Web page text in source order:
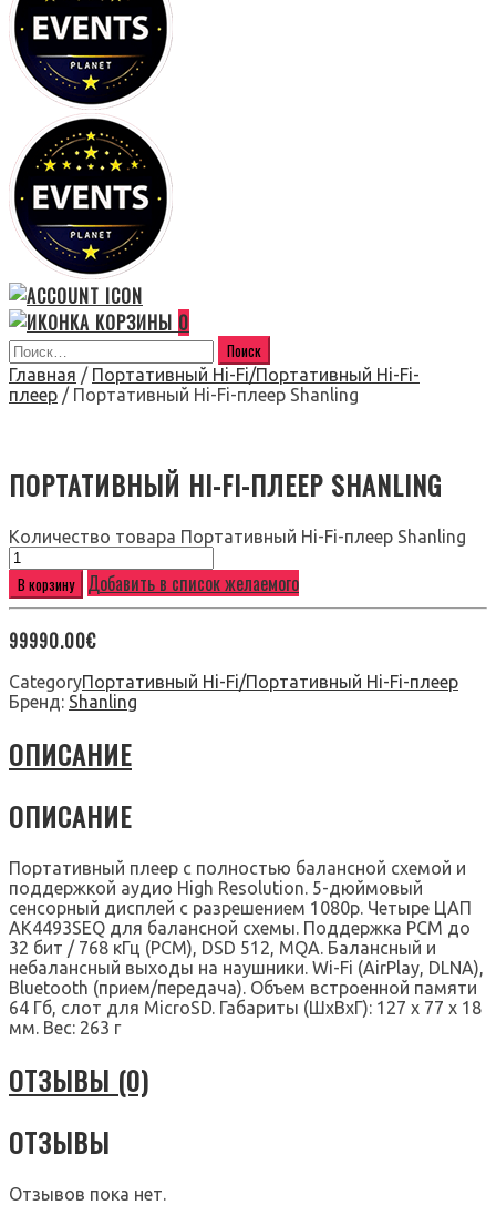
0
Главная / Портативный Hi-Fi/Портативный Hi-Fi-
плеер / Портативный Hi-Fi-плеер Shanling
ПОРТАТИВНЫЙ HI-FI-ПЛЕЕР SHANLING
Количество товара Портативный Hi-Fi-плеер Shanling
В корзину Добавить в список желаемого
99990.00€
CategoryПортативный Hi-Fi/Портативный Hi-Fi-плеер
Бренд: Shanling
ОПИСАНИЕ
ОПИСАНИЕ
Портативный плеер с полностью балансной схемой и
поддержкой аудио High Resolution. 5-дюймовый
сенсорный дисплей с разрешением 1080p. Четыре ЦАП
AK4493SEQ для балансной схемы. Поддержка PCM до
32 бит / 768 кГц (PCM), DSD 512, MQA. Балансный и
небалансный выходы на наушники. Wi-Fi (AirPlay, DLNA),
Bluetooth (прием/передача). Объем встроенной памяти
64 Гб, слот для MicroSD. Габариты (ШхВхГ): 127 x 77 x 18
мм. Вес: 263 г
ОТЗЫВЫ (0)
ОТЗЫВЫ
Отзывов пока нет.